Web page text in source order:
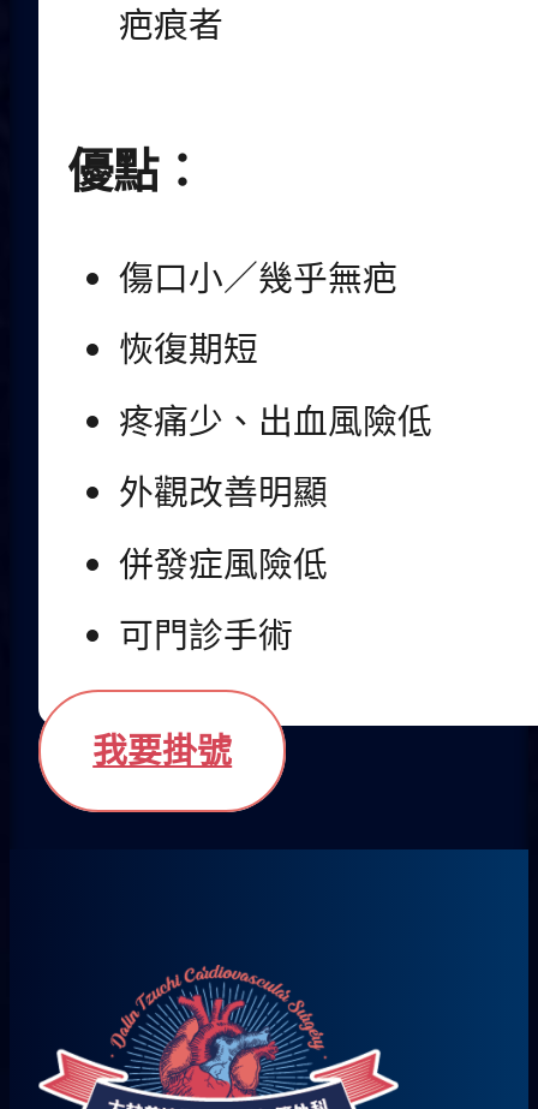
疤痕者
優點：
傷口小／幾乎無疤
恢復期短
疼痛少、出血風險低
外觀改善明顯
併發症風險低
可門診手術
我要掛號